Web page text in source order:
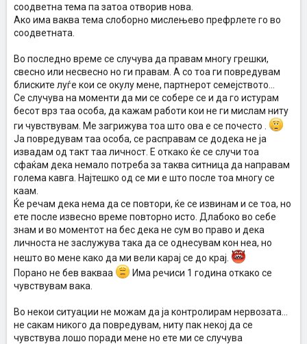
соодветна тема па затоа отворив нова.
Ако има ваква тема слоборно мислењево префрлете го во
соодветната.
Во последно време се случува да правам многу грешки,
свесно или несвесно но ги правам. А со тоа ги повредувам
блиските луѓе кои се окулу мене, партнерот семејството...
Се случува на моменти да ми се собере се и да го истурам
бесот врз таа особа, да кажам работи кои не ги мислам ниту
ги чувствувам. Ме загрижува тоа што ова е се почесто .
Ја повредувам таа особа, се расправам се додека не ја
извадам од такт таа личност. Е откако ќе се случи тоа
сфаќам дека немало потреба за таква ситница да направам
голема кавга. Најтешко од се ми е што после тоа многу се
каам.
Ќе речам дека нема да се повтори, ќе се извинам и се тоа, но
ете после извесно време повторно исто. Длабоко во себе
знам и во моментот на бес дека не сум во право и дека
личноста не заслужува така да се однесувам кон неа, но
нешто во мене како да ми вели карај се до крај.
Порано не бев вакваа
Има речиси 1 година откако се
чувствувам вака.
Во некои ситуации не можам да ја контролирам нервозата...
не сакам никого да повредувам, ниту пак некој да се
чувствува лошо поради мене но ете ми се случува